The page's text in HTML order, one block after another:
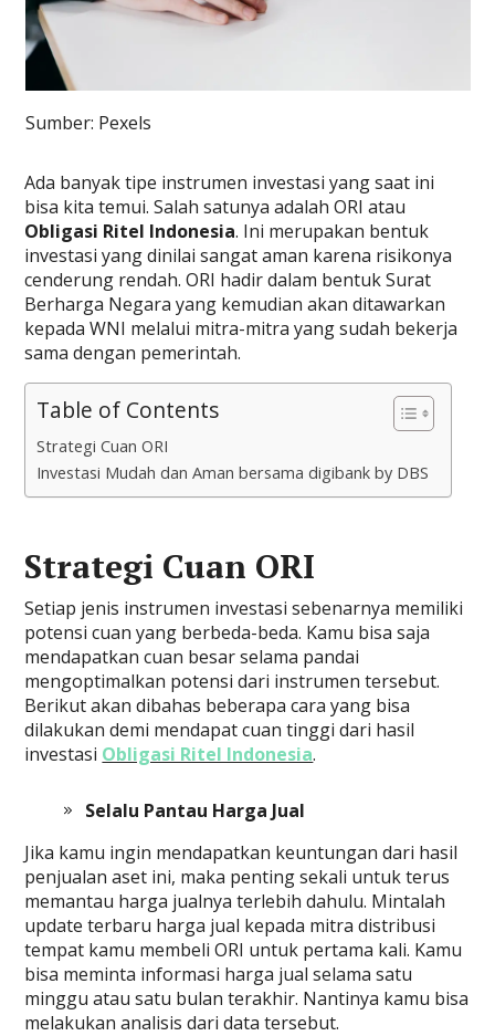
Sumber: Pexels
Ada banyak tipe instrumen investasi yang saat ini
bisa kita temui. Salah satunya adalah ORI atau
Obligasi Ritel Indonesia. Ini merupakan bentuk
investasi yang dinilai sangat aman karena risikonya
cenderung rendah. ORI hadir dalam bentuk Surat
Berharga Negara yang kemudian akan ditawarkan
kepada WNI melalui mitra-mitra yang sudah bekerja
sama dengan pemerintah.
Table of Contents
Strategi Cuan ORI
Investasi Mudah dan Aman bersama digibank by DBS
Strategi Cuan ORI
Setiap jenis instrumen investasi sebenarnya memiliki
potensi cuan yang berbeda-beda. Kamu bisa saja
mendapatkan cuan besar selama pandai
mengoptimalkan potensi dari instrumen tersebut.
Berikut akan dibahas beberapa cara yang bisa
dilakukan demi mendapat cuan tinggi dari hasil
investasi Obligasi Ritel Indonesia.
Selalu Pantau Harga Jual
Jika kamu ingin mendapatkan keuntungan dari hasil
penjualan aset ini, maka penting sekali untuk terus
memantau harga jualnya terlebih dahulu. Mintalah
update terbaru harga jual kepada mitra distribusi
tempat kamu membeli ORI untuk pertama kali. Kamu
bisa meminta informasi harga jual selama satu
minggu atau satu bulan terakhir. Nantinya kamu bisa
melakukan analisis dari data tersebut.